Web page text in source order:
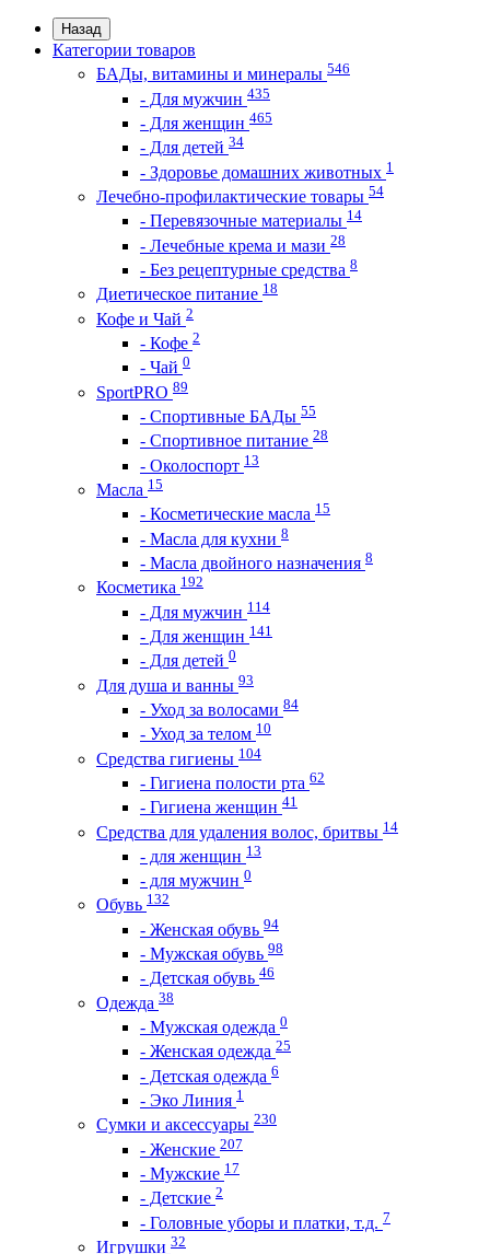
Назад
Категории товаров
БАДы, витамины и минералы 546
- Для мужчин 435
- Для женщин 465
- Для детей 34
- Здоровье домашних животных 1
Лечебно-профилактические товары 54
- Перевязочные материалы 14
- Лечебные крема и мази 28
- Без рецептурные средства 8
Диетическое питание 18
Кофе и Чай 2
- Кофе 2
- Чай 0
SportPRO 89
- Спортивные БАДы 55
- Спортивное питание 28
- Околоспорт 13
Масла 15
- Косметические масла 15
- Масла для кухни 8
- Масла двойного назначения 8
Косметика 192
- Для мужчин 114
- Для женщин 141
- Для детей 0
Для душа и ванны 93
- Уход за волосами 84
- Уход за телом 10
Средства гигиены 104
- Гигиена полости рта 62
- Гигиена женщин 41
Средства для удаления волос, бритвы 14
- для женщин 13
- для мужчин 0
Обувь 132
- Женская обувь 94
- Мужская обувь 98
- Детская обувь 46
Одежда 38
- Мужская одежда 0
- Женская одежда 25
- Детская одежда 6
- Эко Линия 1
Сумки и аксессуары 230
- Женские 207
- Мужские 17
- Детские 2
- Головные уборы и платки, т.д. 7
Игрушки 32